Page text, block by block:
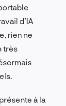
d’IA
rien ne
très
à la